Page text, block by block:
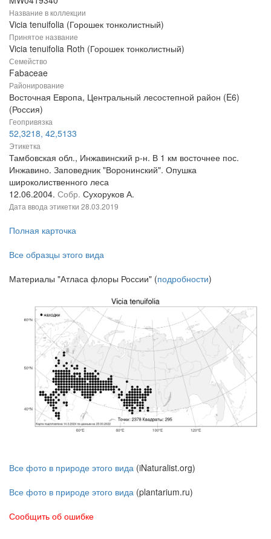
Название в коллекции
Vicia tenuifolia (Горошек тонколистный)
Принятое название
Vicia tenuifolia Roth (Горошек тонколистный)
Семейство
Fabaceae
Районирование
Восточная Европа, Центральный лесостепной район (E6)
(Россия)
Геопривязка
52,3218, 42,5133
Этикетка
Тамбовская обл., Инжавинский р-н. В 1 км восточнее пос.
Инжавино. Заповедник "Воронинский". Опушка
широколиственного леса
12.06.2004. Собр. Сухоруков А.
Дата ввода этикетки 28.03.2019
Полная карточка
Все образцы этого вида
Материалы "Атласа флоры России" (подробности)
Все фото в природе этого вида (iNaturalist.org)
Все фото в природе этого вида (plantarium.ru)
Сообщить об ошибке